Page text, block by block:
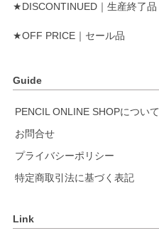
★DISCONTINUED｜生産終了品
★OFF PRICE｜セール品
Guide
PENCIL ONLINE SHOPについて
お問合せ
プライバシーポリシー
特定商取引法に基づく表記
Link